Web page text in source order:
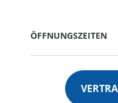
ÖFFNUNGSZEITEN